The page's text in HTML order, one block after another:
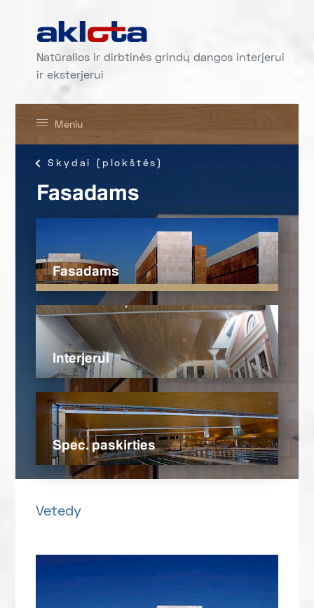
Natūralios ir dirbtinės grindų dangos interjerui
ir eksterjerui
Meniu
Skydai (plokštės)
Fasadams
Fasadams
Interjerui
Spec. paskirties
Vetedy